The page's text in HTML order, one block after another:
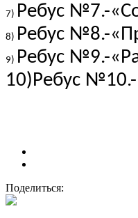
Ребус №7.-
Ребус №8.-
Ребус №9.-
10)Ребус
Поделиться: